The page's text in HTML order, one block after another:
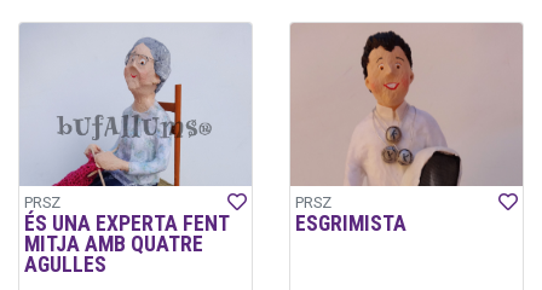
PRSZ
ÉS UNA EXPERTA FENT
MITJA AMB QUATRE
AGULLES
PRSZ
ESGRIMISTA